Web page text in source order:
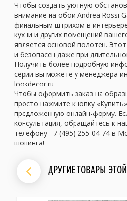
Чтобы создать уютную
внимание на обои Andrea Rossi
финальным штрихом в
кухни и других помещений
является основой полотен.
и безопасен даже при
Получить более подробную
серии вы можете у менеджера
lookdecor.ru.
Чтобы оформить заказ на
просто нажмите кнопку
предложенную онлайн-форму.
консультация, обращайтесь к
телефону +7 (495) 255-04-74 в
шопинга!
ДРУГИЕ ТОВАРЫ